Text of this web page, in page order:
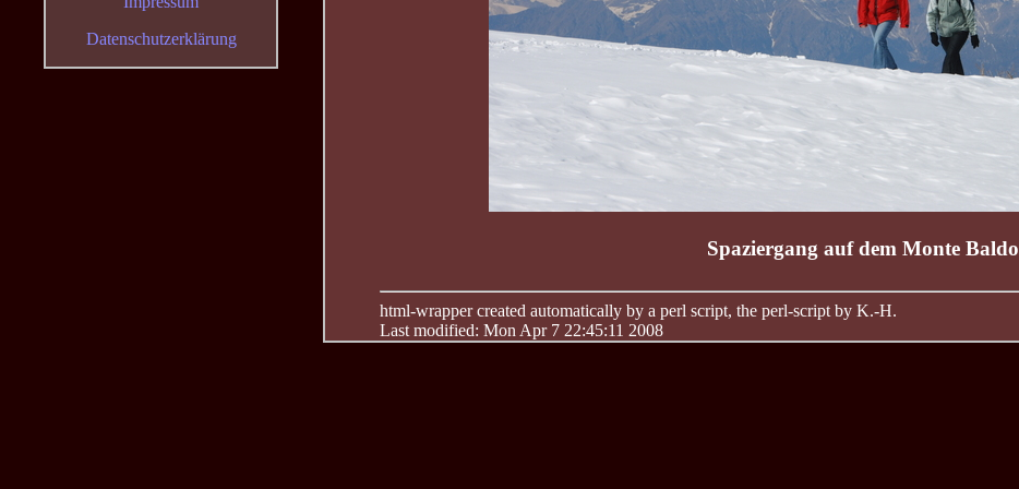
Spaziergang auf dem Monte Baldo
html-wrapper created automatically by a perl script, the perl-script by K.-H.
Last modified: Mon Apr 7 22:45:11 2008
Datenschutzerklärung